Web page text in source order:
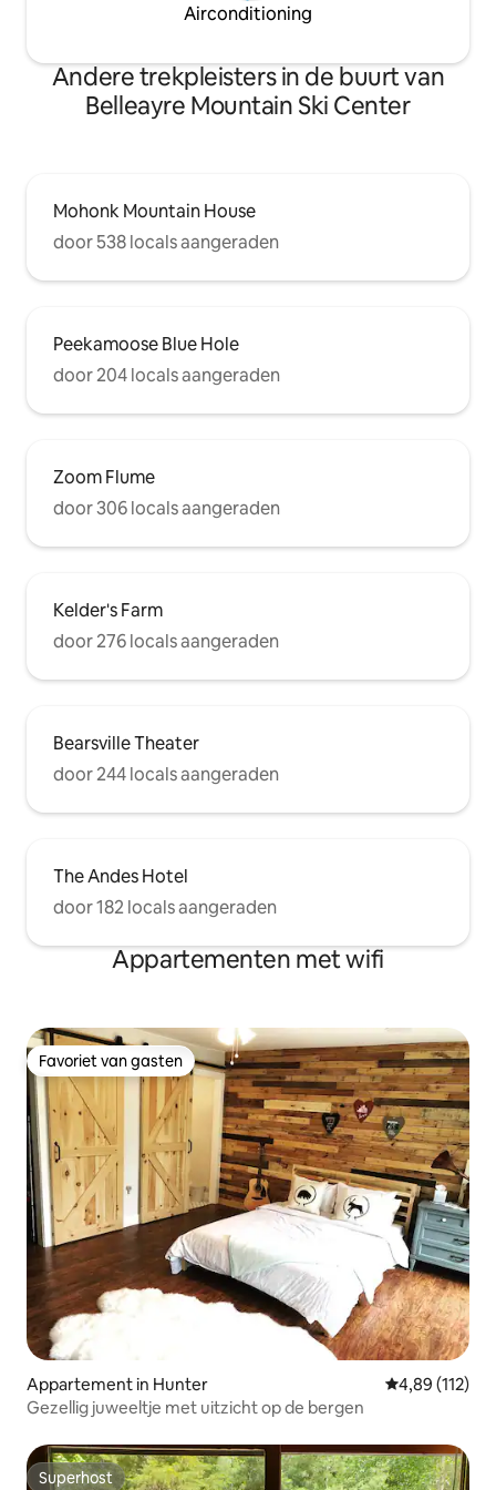
Airconditioning
Andere trekpleisters in de buurt van
Belleayre Mountain Ski Center
Mohonk Mountain House
door 538 locals aangeraden
Peekamoose Blue Hole
door 204 locals aangeraden
Zoom Flume
door 306 locals aangeraden
Kelder's Farm
door 276 locals aangeraden
Bearsville Theater
door 244 locals aangeraden
The Andes Hotel
door 182 locals aangeraden
Appartementen met wifi
Favoriet van gasten
Favoriet van gasten
Appartement in Hunter Gemiddelde
4,89 (112)
Gezellig juweeltje met uitzicht op de bergen
Superhost